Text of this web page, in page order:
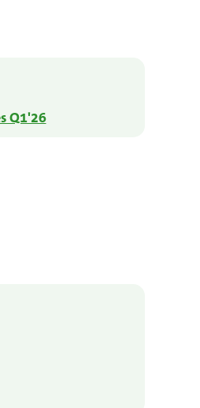
Q1'26